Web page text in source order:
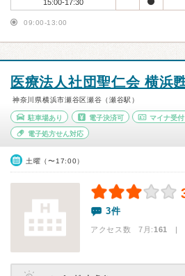
15:00-17:30
09:00-13:00
医療法人社団聖仁会 横浜
神奈川県横浜市瀬谷区瀬谷（瀬谷駅）
駐車場あり 電子決済可 マイナ受付
電子処方せん対応
土曜（〜17:00）
3件
アクセス数 7月:161 |